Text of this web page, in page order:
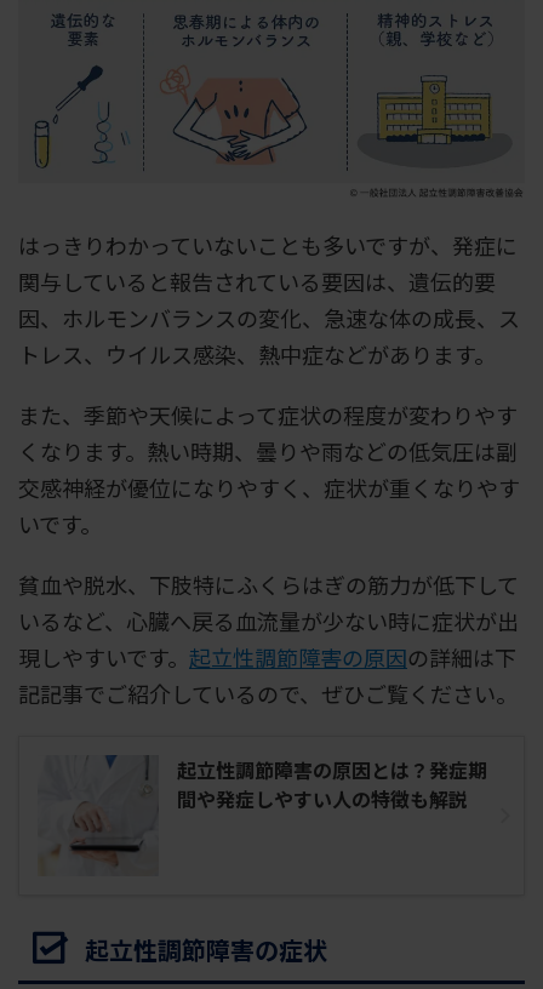
はっきりわかっていないことも多いですが、発症に
関与していると報告されている要因は、遺伝的要
因、ホルモンバランスの変化、急速な体の成長、ス
トレス、ウイルス感染、熱中症などがあります。
また、季節や天候によって症状の程度が変わりやす
くなります。熱い時期、曇りや雨などの低気圧は副
交感神経が優位になりやすく、症状が重くなりやす
いです。
貧血や脱水、下肢特にふくらはぎの筋力が低下して
いるなど、心臓へ戻る血流量が少ない時に症状が出
現しやすいです。 起立性調節障害の原因の詳細は下
記記事でご紹介しているので、ぜひご覧ください。
起立性調節障害の原因とは？発症期
間や発症しやすい人の特徴も解説
起立性調節障害の症状